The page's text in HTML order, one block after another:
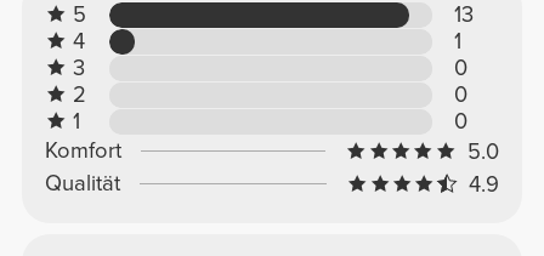
5
13
4
1
3
0
2
0
1
0
Komfort
5.0
Qualität
4.9